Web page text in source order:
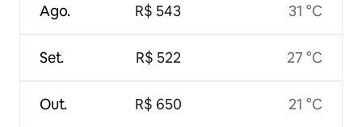
Ago.
Set.
Out.
R$ 543
R$ 522
R$ 650
31 °C
27 °C
21 °C